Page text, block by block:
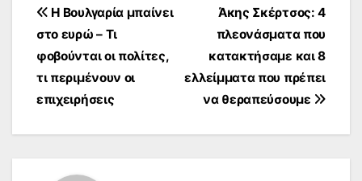
Πλοήγηση
άρθρων
Άκης Σκέρτσος: 4
πλεονάσματα που
κατακτήσαμε και 8
ελλείμματα που πρέπει
να θεραπεύσουμε
Η Βουλγαρία μπαίνει
στο ευρώ – Τι
φοβούνται οι πολίτες,
τι περιμένουν οι
επιχειρήσεις